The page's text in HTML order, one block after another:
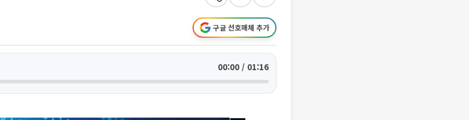
구글 선호매체 추가
00:00 / 01:16